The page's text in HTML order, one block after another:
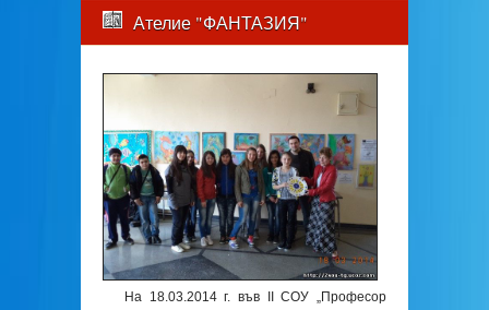
Ателие "ФАНТАЗИЯ"
На 18.03.2014 г. във II СОУ „Професор